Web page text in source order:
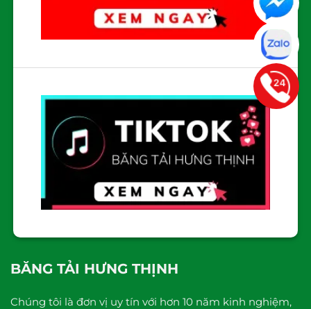
BĂNG TẢI HƯNG THỊNH
Chúng tôi là đơn vị uy tín với hơn 10 năm kinh nghiệm,